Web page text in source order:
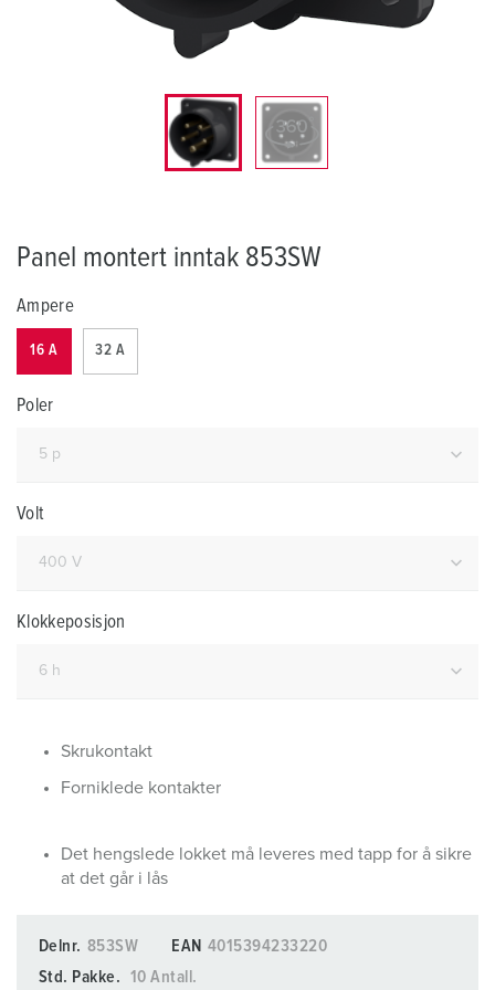
Panel montert inntak 853SW
Ampere
16 A 32 A
Poler
Volt
Klokkeposisjon
Skrukontakt
Forniklede kontakter
Det hengslede lokket må leveres med tapp for å sikre
at det går i lås
Delnr. 853SW EAN 4015394233220
Std. Pakke.
10 Antall.